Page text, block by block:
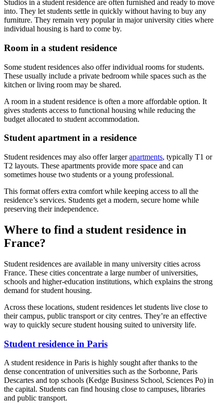
Studios in a student residence are often furnished and ready to move
into. They let students settle in quickly without having to buy any
furniture. They remain very popular in major university cities where
individual housing is hard to come by.
Room in a student residence
Some student residences also offer individual rooms for students.
These usually include a private bedroom while spaces such as the
kitchen or living room may be shared.
A room in a student residence is often a more affordable option. It
gives students access to functional housing while reducing the
budget allocated to student accommodation.
Student apartment in a residence
Student residences may also offer largerapartments, typically T1 or
T2 layouts. These apartments provide more space and can
sometimes house two students or a young professional.
This format offers extra comfort while keeping access to all the
residence’s services. Students get a modern, secure home while
preserving their independence.
Where to find a student residence in
France?
Student residences are available in many university cities across
France. These cities concentrate a large number of universities,
schools and higher-education institutions, which explains the strong
demand for student housing.
Across these locations, student residences let students live close to
their campus, public transport or city centres. They’re an effective
way to quickly secure student housing suited to university life.
Student residence in Paris
A student residence in Paris is highly sought after thanks to the
dense concentration of universities such as the Sorbonne, Paris
Descartes and top schools (Kedge Business School, Sciences Po) in
the capital. Students can find housing close to campuses, libraries
and public transport.